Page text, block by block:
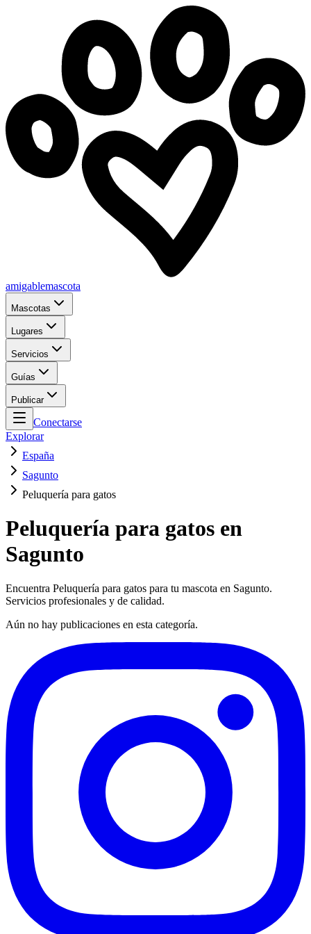
amigablemascota
Mascotas
Lugares
Servicios
Guías
Publicar
Conectarse
Explorar
España
Sagunto
Peluquería para gatos
Peluquería para gatos en
Sagunto
Encuentra Peluquería para gatos para tu mascota en Sagunto.
Servicios profesionales y de calidad.
Aún no hay publicaciones en esta categoría.